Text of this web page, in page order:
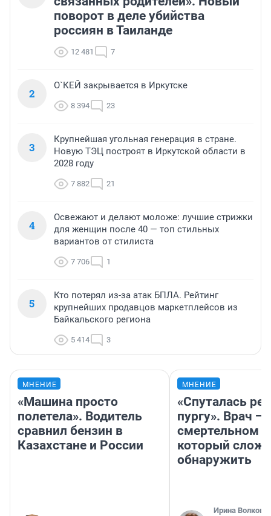
поворот в деле убийства
россиян в Таиланде
12 481 7
2
О`КЕЙ закрывается в Иркутске
8 394 23
3
Крупнейшая угольная генерация в стране.
Новую ТЭЦ построят в Иркутской области в
2028 году
7 882 21
4
Освежают и делают моложе: лучшие стрижки
для женщин после 40 — топ стильных
вариантов от стилиста
7 706 1
5
Кто потерял из-за атак БПЛА. Рейтинг
крупнейших продавцов маркетплейсов из
Байкальского региона
5 414 3
МНЕНИЕ
«Машина просто
полетела». Водитель
сравнил бензин в
Казахстане и России
МНЕНИЕ
«Спуталась
пургу». Врач —
смертельном
который
обнаружить
Ирина Волкова